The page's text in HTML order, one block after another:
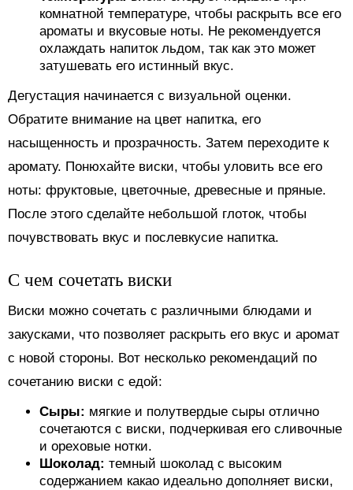
комнатной температуре, чтобы раскрыть все его
ароматы и вкусовые ноты. Не рекомендуется
охлаждать напиток льдом, так как это может
затушевать его истинный вкус.
Дегустация начинается с визуальной оценки.
Обратите внимание на цвет напитка, его
насыщенность и прозрачность. Затем переходите к
аромату. Понюхайте виски, чтобы уловить все его
ноты: фруктовые, цветочные, древесные и пряные.
После этого сделайте небольшой глоток, чтобы
почувствовать вкус и послевкусие напитка.
С чем сочетать виски
Виски можно сочетать с различными блюдами и
закусками, что позволяет раскрыть его вкус и аромат
с новой стороны. Вот несколько рекомендаций по
сочетанию виски с едой:
Сыры: мягкие и полутвердые сыры отлично
сочетаются с виски, подчеркивая его сливочные
и ореховые нотки.
Шоколад: темный шоколад с высоким
содержанием какао идеально дополняет виски,